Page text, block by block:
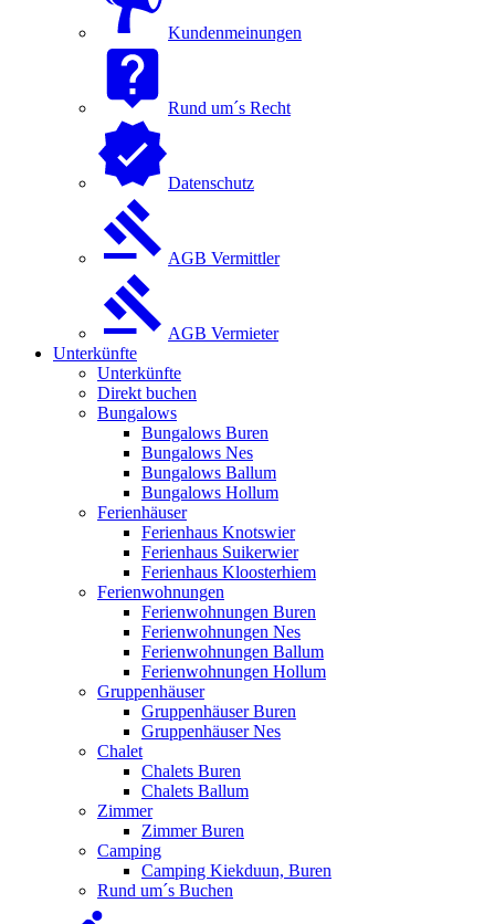
Kundenmeinungen
Rund um´s Recht
Datenschutz
AGB Vermittler
AGB Vermieter
Unterkünfte
Unterkünfte
Direkt buchen
Bungalows
Bungalows Buren
Bungalows Nes
Bungalows Ballum
Bungalows Hollum
Ferienhäuser
Ferienhaus Knotswier
Ferienhaus Suikerwier
Ferienhaus Kloosterhiem
Ferienwohnungen
Ferienwohnungen Buren
Ferienwohnungen Nes
Ferienwohnungen Ballum
Ferienwohnungen Hollum
Gruppenhäuser
Gruppenhäuser Buren
Gruppenhäuser Nes
Chalet
Chalets Buren
Chalets Ballum
Zimmer
Zimmer Buren
Camping
Camping Kiekduun, Buren
Rund um´s Buchen